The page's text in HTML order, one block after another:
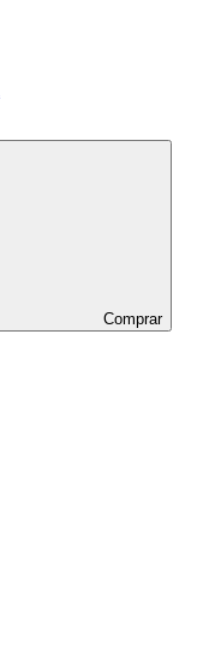
Comprar